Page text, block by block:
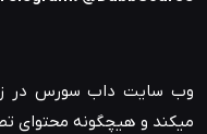
وب سایت داب سورس در
میکند و هیچگونه محتوای